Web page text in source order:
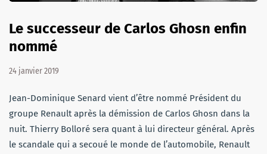
Le successeur de Carlos Ghosn enfin
nommé
24 janvier 2019
Jean-Dominique Senard vient d’être nommé Président du
groupe Renault après la démission de Carlos Ghosn dans la
nuit. Thierry Bolloré sera quant à lui directeur général. Après
le scandale qui a secoué le monde de l’automobile, Renault